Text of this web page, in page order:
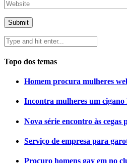
Topo dos temas
Homem procura mulheres
Incontra mulheres um cigano
Nova série encontro às
Serviço de empresa para
Procuro homens gay em no